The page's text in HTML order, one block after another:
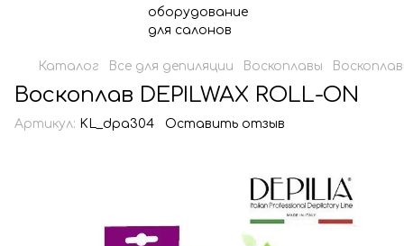
Каталог Все для депиляции Воскоплавы
Воскоплав DEPILWAX ROLL-ON
Артикул: KL_dpa304 Оставить отзыв